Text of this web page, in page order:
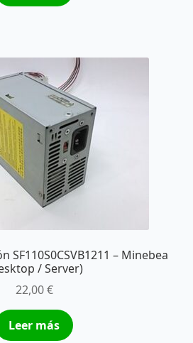
SF110S0CSVB1211 – Minebea
/ Server)
22,00€
Leer más